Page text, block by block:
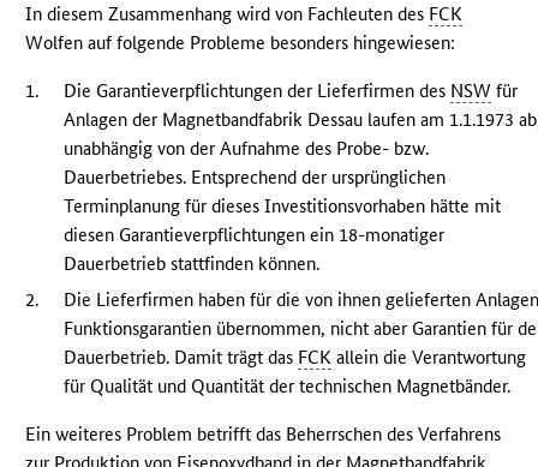
In diesem Zusammenhang wird von Fachleuten des FCK
Wolfen auf folgende Probleme besonders hingewiesen:
1. Die Garantieverpflichtungen der Lieferfirmen des NSW für
Anlagen der Magnetbandfabrik Dessau laufen am 1.1.1973
unabhängig von der Aufnahme des Probe- bzw.
Dauerbetriebes. Entsprechend der ursprünglichen
Terminplanung für dieses Investitionsvorhaben hätte mit
diesen Garantieverpflichtungen ein 18-monatiger
Dauerbetrieb stattfinden können.
2.
Die Lieferfirmen haben für die von ihnen gelieferten
Funktionsgarantien übernommen, nicht aber Garantien für
Dauerbetrieb. Damit trägt das FCK allein die Verantwortung
für Qualität und Quantität der technischen Magnetbänder.
Ein weiteres Problem betrifft das Beherrschen des Verfahrens
zur Produktion von Eisenoxydband in der Magnetbandfabrik